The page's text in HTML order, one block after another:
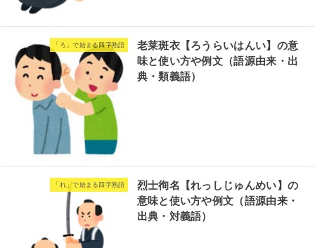
「ろ」で始まる四字熟語
老莱斑衣【ろうらいはんい】の意
味と使い方や例文（語源由来・出
典・類義語）
「れ」で始まる四字熟語
烈士徇名【れっしじゅんめい】の
意味と使い方や例文（語源由来・
出典・対義語）